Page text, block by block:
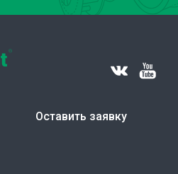
Оставить заявку